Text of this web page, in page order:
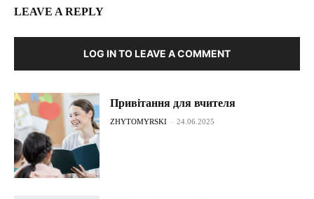
LEAVE A REPLY
LOG IN TO LEAVE A COMMENT
Привітання для вчителя
ZHYTOMYRSKI - 24.06.2025